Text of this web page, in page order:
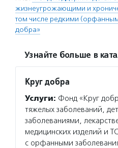
жизнеугрожающими и
том числе редкими
добра»
Узнайте больше в
Круг добра
Услуги: Фонд «Круг
тяжелых заболеваний,
заболеваниями,
медицинских изделий и
с орфанными